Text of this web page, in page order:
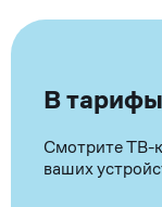
В
Смотрите ТВ-
ваших